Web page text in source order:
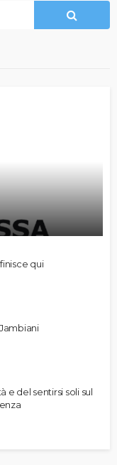
qui
e del sentirsi soli sul